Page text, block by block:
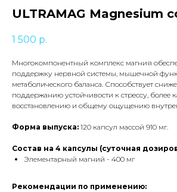
ULTRAMAG Magnesium
1 500 р.
Многокомпонентный комплекс магния
поддержку нервной системы, мышечной
метаболического баланса. Способствует
поддержанию устойчивости к стрессу, более
восстановлению и общему ощущению
Форма выпуска: 120 капсул массой 910 мг.
Состав на 4 капсулы (суточная
Элементарный магний - 400 мг
Рекомендации по применению: